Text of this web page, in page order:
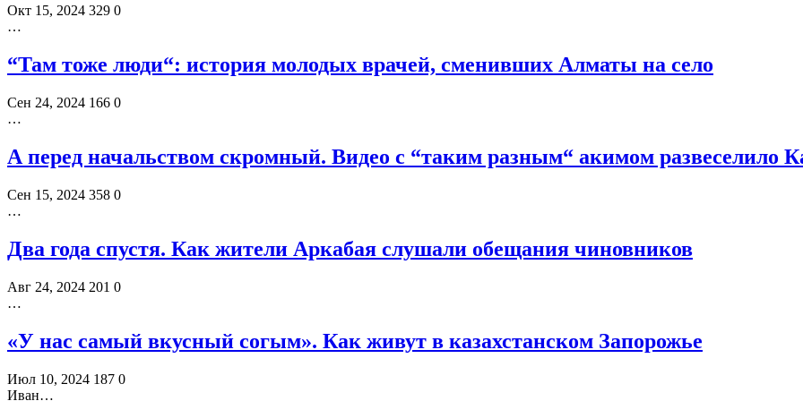
Окт 15, 2024 329 0
…
“Там тоже люди“: история молодых врачей, сменивших Алматы на село
Сен 24, 2024 166 0
…
А перед начальством скромный. Видео с “таким разным“ акимом развеселило
Сен 15, 2024 358 0
…
Два года спустя. Как жители Аркабая слушали обещания чиновников
Авг 24, 2024 201 0
…
«У нас самый вкусный согым». Как живут в казахстанском Запорожье
Июл 10, 2024 187 0
Иван…